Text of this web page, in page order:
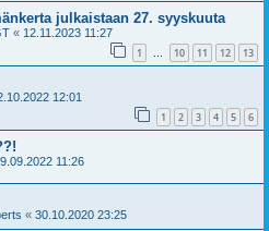
julkaistaan 27. syyskuuta
« 12.11.2023 11:27
1 … 10 11 12 13
12:01
1 2 3 4 5 6
11:26
« 30.10.2020 23:25